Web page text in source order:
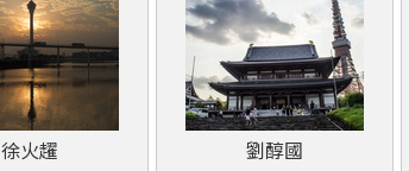
徐火趯 劉醇國